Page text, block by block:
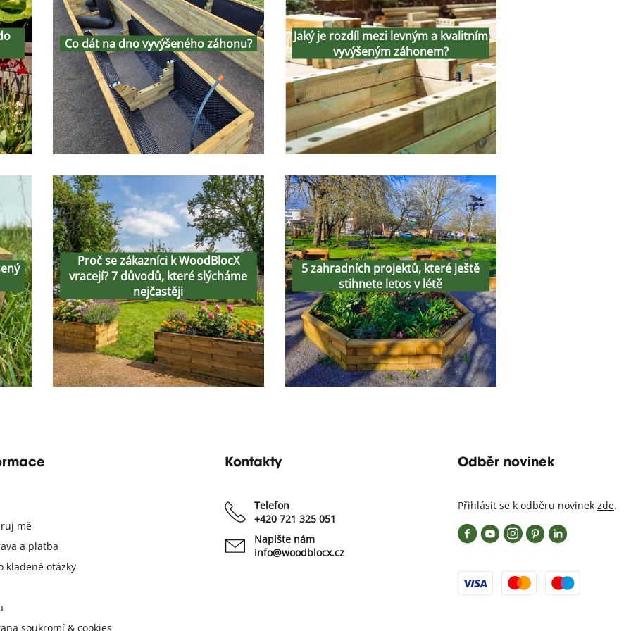
Co dát na dno vyvýšeného záhonu?
vyvýšeného
záhonu?
17th July 2026
Jaký je rozdíl mezi levným a kvalitním
vyvýšeným záhonem?
levným a kvalitním
vyvýšeným
záhonem?
14th July 2026
Proč se zákazníci k WoodBlocX
vracejí? 7 důvodů, které slýcháme
nejčastěji
Proč se zákazníci k
WoodBlocX vracejí?
7 důvodů, které
slýcháme nejčastěji
24th June 2026
5 zahradních projektů, které ještě
stihnete letos v létě
5 zahradních
projektů, které
ještě stihnete letos
v létě
10th June 2026
mě
a platba
kladené otázky
soukromí & cookies
Kontakty
Telefon
+420 721 325 051
Napište nám
info@woodblocx.cz
Odběr novinek
Přihlásit se k odběru novinek zde.